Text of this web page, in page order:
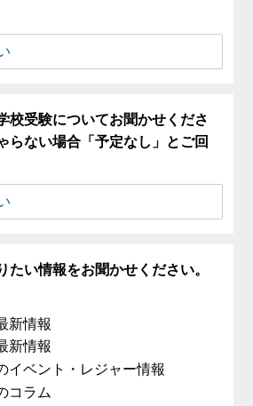
校受験についてお聞かせくださ
らない場合「予定なし」とご回
たい情報をお聞かせください。
新情報
新情報
イベント・レジャー情報
コラム